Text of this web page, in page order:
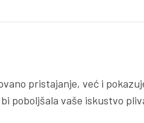
pristajanje, već i
poboljšala vaše iskustvo